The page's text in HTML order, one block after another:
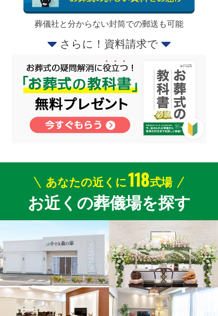
葬儀社と分からない封筒での郵送も可能
さらに！資料請求で
あなたの近くに118式場
お近くの葬儀場を探す